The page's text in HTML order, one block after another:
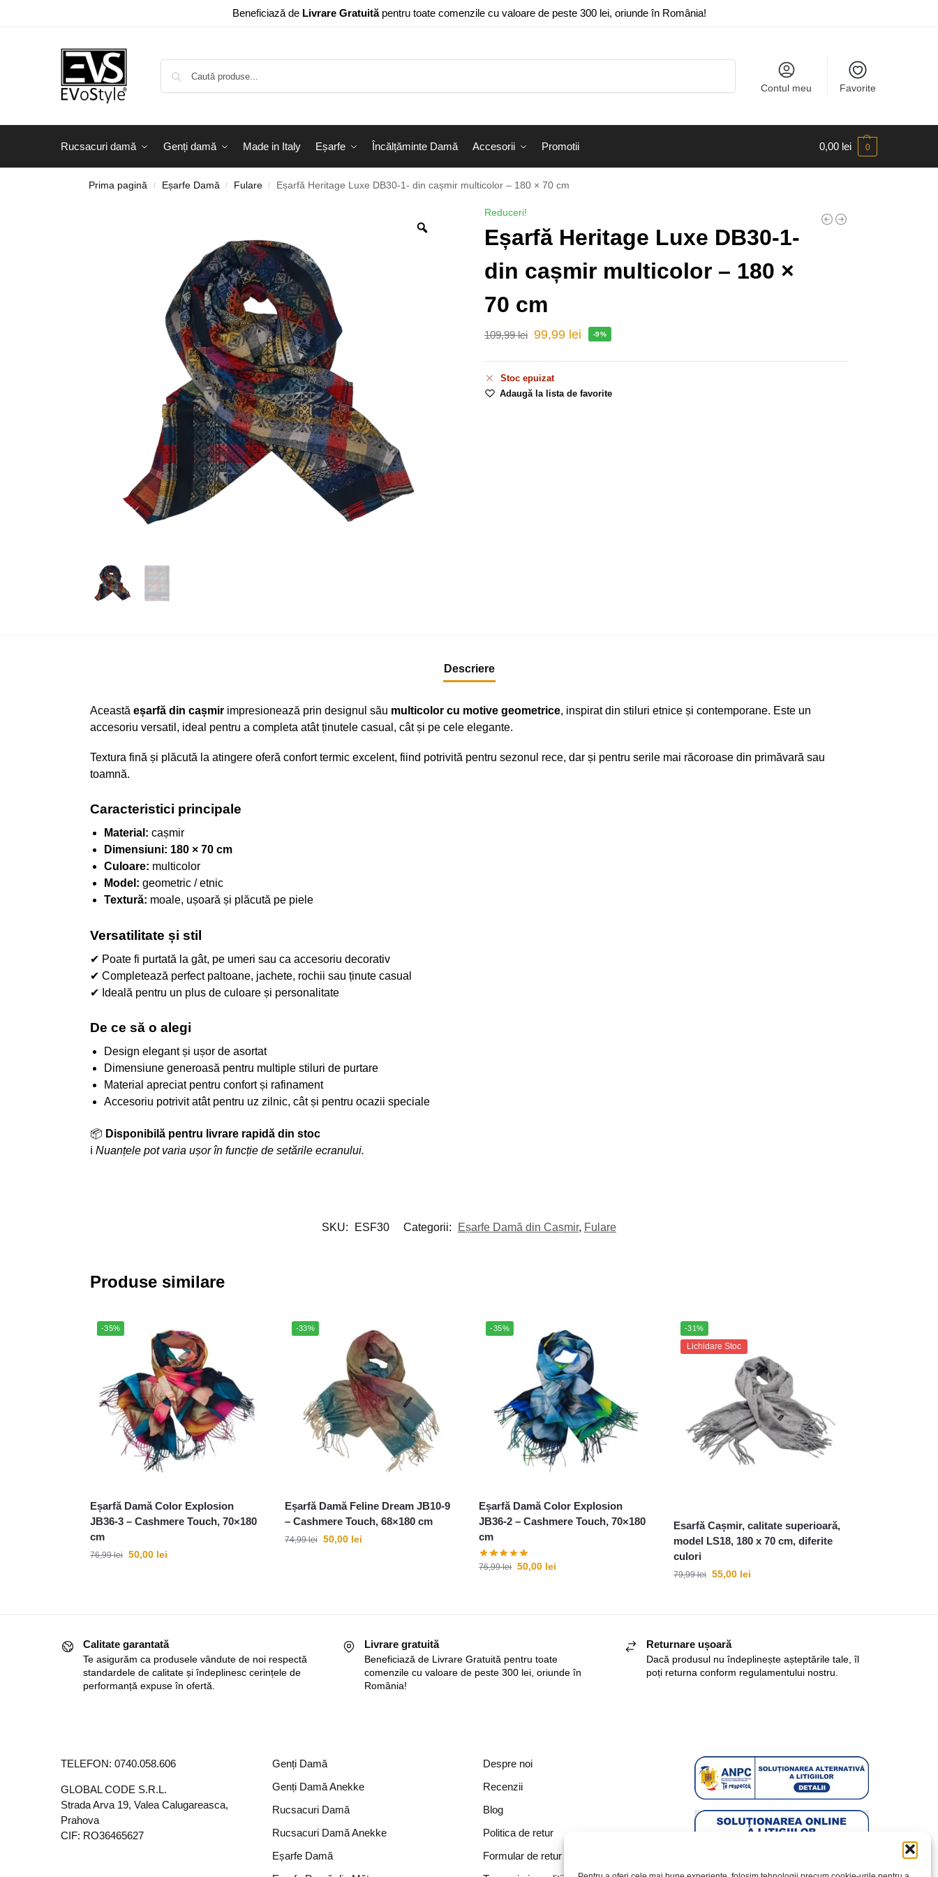
Beneficiază de Livrare Gratuităpentru toate comenzile cu valoare de peste 300 lei, oriunde în România!
Contul meu Favorite
Rucsacuri damă Genți damă Made in Italy Eșarfe Încălțăminte Damă Accesorii Promotii 0,00 lei 0
Prima pagină / Eșarfe Damă / Fulare / Eșarfă Heritage Luxe DB30-1- din cașmir multicolor – 180 × 70 cm
Reduceri!
Eșarfă Heritage Luxe DB30-1-
din cașmir multicolor – 180 ×
70 cm
109,99lei 99,99 lei -9%
Stoc epuizat
Adaugă la lista de favorite
Descriere
Această eșarfă din cașmirimpresionează prin designul său multicolor cu motive geometrice, inspirat din stiluri etnice și contemporane. Este un
accesoriu versatil, ideal pentru a completa atât ținutele casual, cât și pe cele elegante.
Textura fină și plăcută la atingere oferă confort termic excelent, fiind potrivită pentru sezonul rece, dar și pentru serile mai răcoroase din primăvară sau
toamnă.
Caracteristici principale
Material: cașmir
Dimensiuni: 180 × 70 cm
Culoare: multicolor
Model: geometric / etnic
Textură: moale, ușoară și plăcută pe piele
Versatilitate și stil
✔ Poate fi purtată la gât, pe umeri sau ca accesoriu decorativ
✔ Completează perfect paltoane, jachete, rochii sau ținute casual
✔ Ideală pentru un plus de culoare și personalitate
De ce să o alegi
Design elegant și ușor de asortat
Dimensiune generoasă pentru multiple stiluri de purtare
Material apreciat pentru confort și rafinament
Accesoriu potrivit atât pentru uz zilnic, cât și pentru ocazii speciale
📦 Disponibilă pentru livrare rapidă din stoc
ℹ️ Nuanțele pot varia ușor în funcție de setările ecranului.
SKU: ESF30 Categorii: Eșarfe Damă din Cașmir, Fulare
Produse similare
-35%
Eșarfă Damă Color Explosion
JB36-3 – Cashmere Touch, 70×180
cm
76,99lei 50,00 lei
-33%
Eșarfă Damă Feline Dream JB10-9
– Cashmere Touch, 68×180 cm
74,99lei 50,00 lei
-35%
Eșarfă Damă Color Explosion
JB36-2 – Cashmere Touch, 70×180
cm
76,99lei 50,00 lei
-31%
Lichidare Stoc
Esarfă Cașmir, calitate superioară,
model LS18, 180 x 70 cm, diferite
culori
79,99lei 55,00 lei
Calitate garantată
Te asigurăm ca produsele vândute de noi respectă
standardele de calitate și îndeplinesc cerințele de
performanță expuse în ofertă.
Livrare gratuită
Beneficiază de Livrare Gratuită pentru toate
comenzile cu valoare de peste 300 lei, oriunde în
România!
Returnare ușoară
Dacă produsul nu îndeplinește așteptările tale, îl
poți returna conform regulamentului nostru.
TELEFON: 0740.058.606
GLOBAL CODE S.R.L.
Strada Arva 19, Valea Calugareasca,
Prahova
CIF: RO36465627
Genți Damă
Genți Damă Anekke
Rucsacuri Damă
Rucsacuri Damă Anekke
Eșarfe Damă
Despre noi
Recenzii
Blog
Politica de retur
Formular de retur